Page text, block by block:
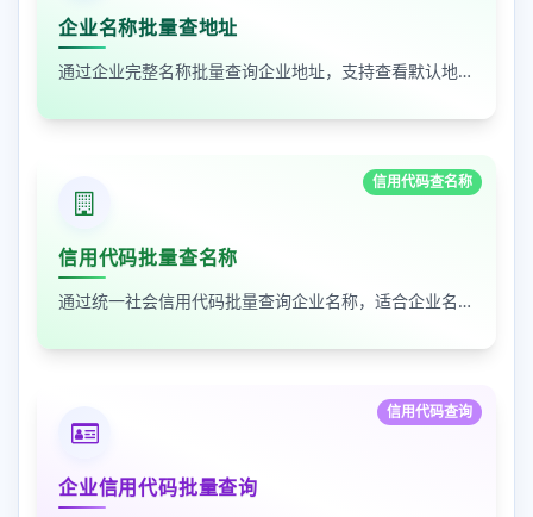
企业名称批量查地址
通过企业完整名称批量查询企业地址，支持查看默认地址、年报地址和注册地址，适合企业资料整理和工商信息核对
信用代码查名称
信用代码批量查名称
通过统一社会信用代码批量查询企业名称，适合企业名单核验、客户资料整理和工商信息补全
信用代码查询
企业信用代码批量查询